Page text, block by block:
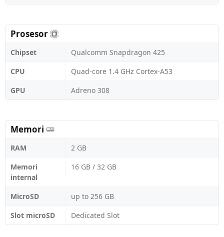
Prosesor
Chipset
Qualcomm Snapdragon 425
CPU
Quad-core 1.4 GHz Cortex-A53
GPU
Adreno 308
Memori
RAM
2 GB
Memori
internal
16 GB / 32 GB
MicroSD
up to 256 GB
Slot microSD
Dedicated Slot